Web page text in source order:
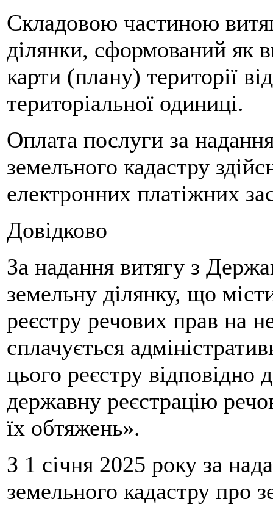
Складовою частиною
ділянки, сформований як
карти (плану) території
територіальної одиниці.
Оплата послуги за
земельного кадастру
електронних платіжних
Довідково
За надання витягу з
земельну ділянку, що
реєстру речових прав на
сплачується
цього реєстру
державну реєстрацію
їх обтяжень».
З 1 січня 2025 року за
земельного кадастру про